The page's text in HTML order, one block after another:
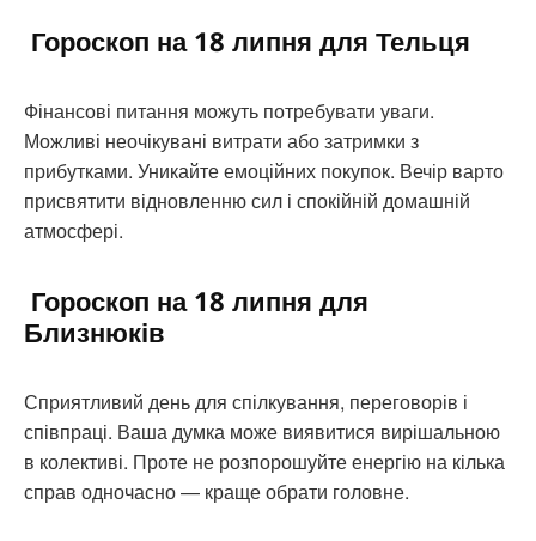
Гороскоп на 18 липня для Тельця
Фінансові питання можуть потребувати уваги.
Можливі неочікувані витрати або затримки з
прибутками. Уникайте емоційних покупок. Вечір варто
присвятити відновленню сил і спокійній домашній
атмосфері.
Гороскоп на 18 липня для
Близнюків
Сприятливий день для спілкування, переговорів і
співпраці. Ваша думка може виявитися вирішальною
в колективі. Проте не розпорошуйте енергію на кілька
справ одночасно — краще обрати головне.